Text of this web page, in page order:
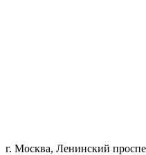
г. Москва, Ленинский